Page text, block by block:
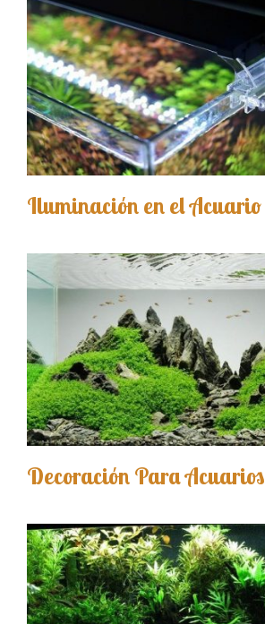
Iluminación en el Acuario
Decoración Para Acuarios